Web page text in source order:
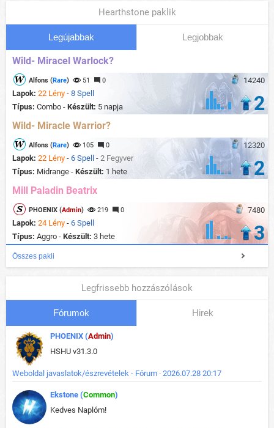
Hearthstone paklik
Legújabbak Legjobbak
Wild- Miracel Warlock?
14240
Alfons (Rare) 51 0
Lapok: 22 Lény - 8 Spell
Típus: Combo - Készült: 5 napja 2
Wild- Miracle Warrior?
12320
Alfons (Rare) 105 0
Lapok: 22 Lény - 6 Spell - 2 Fegyver
Típus: Midrange - Készült: 1 hete 2
Mill Paladin Beatrix
7480
PHOENIX (Admin) 219 0
Lapok: 24 Lény - 6 Spell
Típus: Aggro - Készült: 3 hete 3
Összes pakli
Legfrissebb hozzászólások
Fórumok Hirek
PHOENIX (Admin)
HSHU v31.3.0
Weboldal javaslatok/észrevételek - Fórum · 2026.07.28 20:17
Ekstone (Common)
Kedves Naplóm!